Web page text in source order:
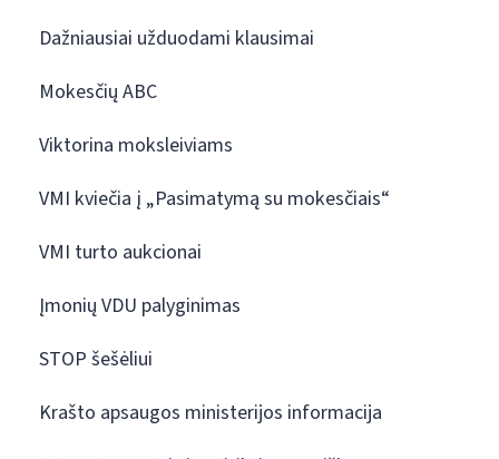
Dažniausiai užduodami klausimai
Mokesčių ABC
Viktorina moksleiviams
VMI kviečia į „Pasimatymą su mokesčiais“
VMI turto aukcionai
Įmonių VDU palyginimas
STOP šešėliui
Krašto apsaugos ministerijos informacija